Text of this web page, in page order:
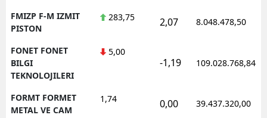
FMIZP F-M IZMIT
PISTON
283,75 2,07 8.048.478,50
FONET FONET
BILGI
TEKNOLOJILERI
5,00
-1,19 109.028.768,84
FORMT FORMET
METAL VE CAM
1,74 0,00 39.437.320,00